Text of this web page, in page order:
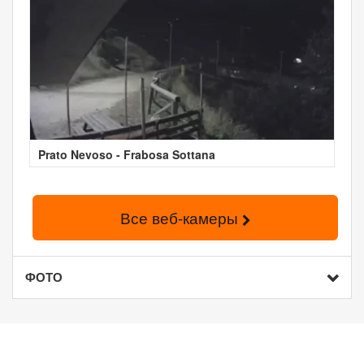
Prato Nevoso - Frabosa Sottana
Все веб-камеры
ФОТО